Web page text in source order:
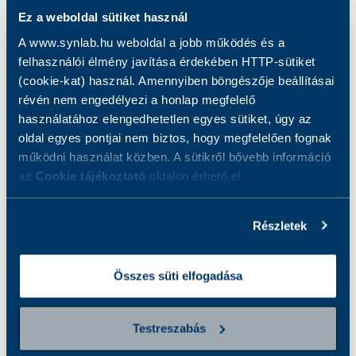
Ez a weboldal sütiket használ
A www.synlab.hu weboldal a jobb működés és a
felhasználói élmény javítása érdekében HTTP-sütiket
(cookie-kat) használ. Amennyiben böngészője beállításai
révén nem engedélyezi a honlap megfelelő
használatához elengedhetetlen egyes sütiket, úgy az
oldal egyes pontjai nem biztos, hogy megfelelően fognak
működni használat közben. A sütikről bővebb információ
az Cookie tájékoztató oldalon érhető el.
Részletek
Összes süti elfogadása
Testreszabás
Lamotrigin
40 000 Ft
LDH
290 Ft
LDL-koleszterin
940 Ft
Legionella pneumophila I antigén